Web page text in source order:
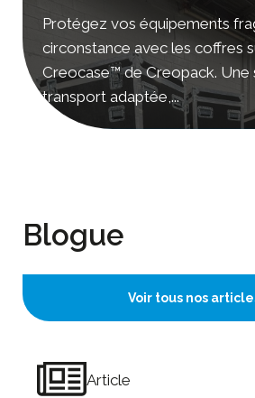
Protégez vos équipements
circonstance avec les coffres
Creocase™ de Creopack. Une
transport adaptée,...
Blogue
Voir tous nos
Article